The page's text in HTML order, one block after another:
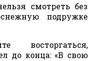
смотреть без
подружке
восторгаться,
до конца: «В свою